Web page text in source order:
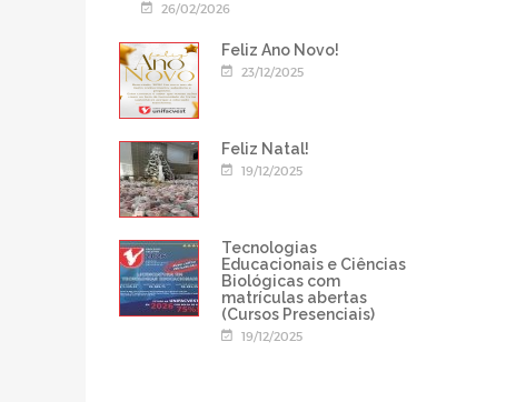
26/02/2026
Feliz Ano Novo!
23/12/2025
Feliz Natal!
19/12/2025
Tecnologias
Educacionais e Ciências
Biológicas com
matrículas abertas
(Cursos Presenciais)
19/12/2025